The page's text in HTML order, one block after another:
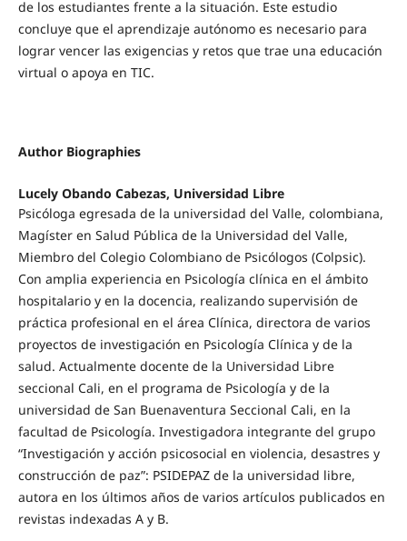
de los estudiantes frente a la situación. Este estudio
concluye que el aprendizaje autónomo es necesario para
lograr vencer las exigencias y retos que trae una educación
virtual o apoya en TIC.
Author Biographies
Lucely Obando Cabezas, Universidad Libre
Psicóloga egresada de la universidad del Valle, colombiana,
Magíster en Salud Pública de la Universidad del Valle,
Miembro del Colegio Colombiano de Psicólogos (Colpsic).
Con amplia experiencia en Psicología clínica en el ámbito
hospitalario y en la docencia, realizando supervisión de
práctica profesional en el área Clínica, directora de varios
proyectos de investigación en Psicología Clínica y de la
salud. Actualmente docente de la Universidad Libre
seccional Cali, en el programa de Psicología y de la
universidad de San Buenaventura Seccional Cali, en la
facultad de Psicología. Investigadora integrante del grupo
“Investigación y acción psicosocial en violencia, desastres y
construcción de paz”: PSIDEPAZ de la universidad libre,
autora en los últimos años de varios artículos publicados en
revistas indexadas A y B.